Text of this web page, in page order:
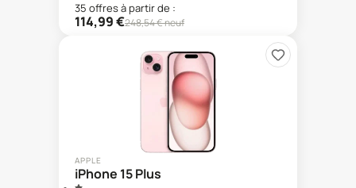
35 offresà partir de :
114,99€248,54€ neuf
APPLE
iPhone 15 Plus